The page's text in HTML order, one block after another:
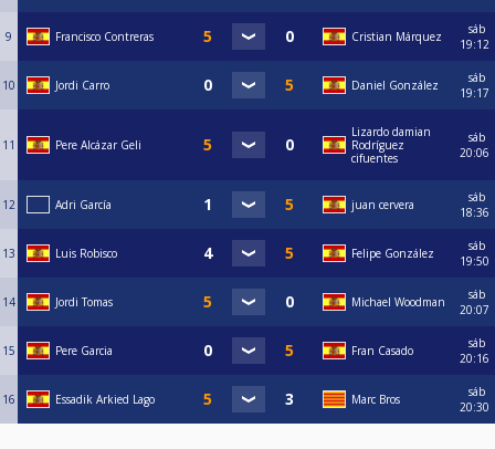
9 Francisco Contreras Cristian Márquez
sáb
19:12
10 Jordi Carro Daniel González
sáb
19:17
11 Pere Alcázar Geli
Lizardo damian
Rodríguez
cifuentes
sáb
20:06
12 Adri García juan cervera
sáb
18:36
13 Luis Robisco Felipe González
sáb
19:50
14 Jordi Tomas Michael Woodman
sáb
20:07
15 Pere Garcia Fran Casado
sáb
20:16
16 Essadik Arkied Lago Marc Bros
sáb
20:30